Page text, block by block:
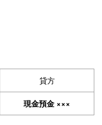
貸方
現金預金 ×××